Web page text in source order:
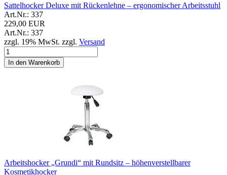
Sattelhocker Deluxe mit Rückenlehne – ergonomischer Arbeitsstuhl
Art.Nr.: 337
229,00 EUR
Art.Nr.: 337
zzgl. 19% MwSt. zzgl. Versand
In den Warenkorb
Arbeitshocker „Grundi“ mit Rundsitz – höhenverstellbarer
Kosmetikhocker